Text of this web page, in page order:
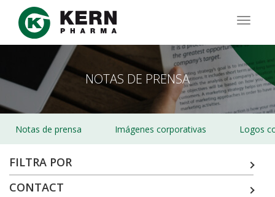
Pasar
contenido
NOTAS DE PRENSA
Notas de prensa Imágenes corporativas Logos
FILTRA POR
CONTACT